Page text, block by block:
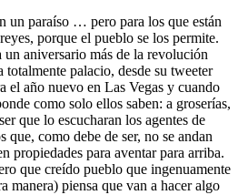
un paraíso … pero para los que están
porque el pueblo se los permite.
aniversario más de la revolución
totalmente palacio, desde su tweeter
el año nuevo en Las Vegas y cuando
como solo ellos saben: a groserías,
que lo escucharan los agentes de
que, como debe de ser, no se andan
propiedades para aventar para arriba.
que creído pueblo que ingenuamente
manera) piensa que van a hacer algo